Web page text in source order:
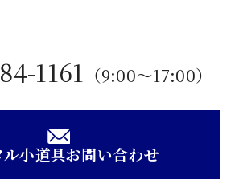
1161 （9:00〜17:00）
ル小道具お問い合わせ